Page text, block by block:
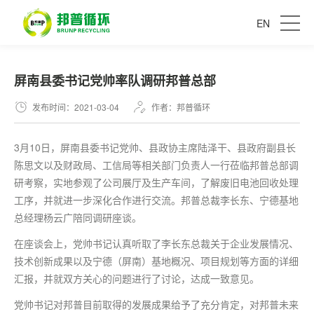
EN
屏南县委书记党帅率队调研邦普总部
发布时间：2021-03-04 作者：邦普循环
3月10日，屏南县委书记党帅、县政协主席陆泽干、县政府副县长
陈思文以及财政局、工信局等相关部门负责人一行莅临邦普总部调
研考察，实地参观了公司展厅及生产车间，了解废旧电池回收处理
工序，并就进一步深化合作进行交流。邦普总裁李长东、宁德基地
总经理杨云广陪同调研座谈。
在座谈会上，党帅书记认真听取了李长东总裁关于企业发展情况、
技术创新成果以及宁德（屏南）基地概况、项目规划等方面的详细
汇报，并就双方关心的问题进行了讨论，达成一致意见。
党帅书记对邦普目前取得的发展成果给予了充分肯定，对邦普未来